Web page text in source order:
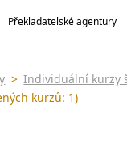
Překladatelské agentury
> Individuální kurzy
kurzů: 1)